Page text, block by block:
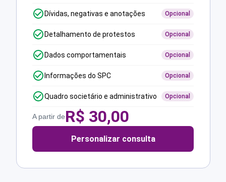
Dívidas, negativas e anotações Opcional
Detalhamento de protestos Opcional
Dados comportamentais Opcional
Informações do SPC Opcional
Quadro societário e administrativo Opcional
A partir deR$ 30,00
Personalizar consulta